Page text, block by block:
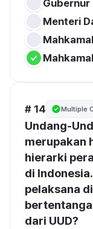
Gubernur
Menteri
# 14 Multiple
Undang-
merupakan
hierarki
di
pelaksana
dari UUD?